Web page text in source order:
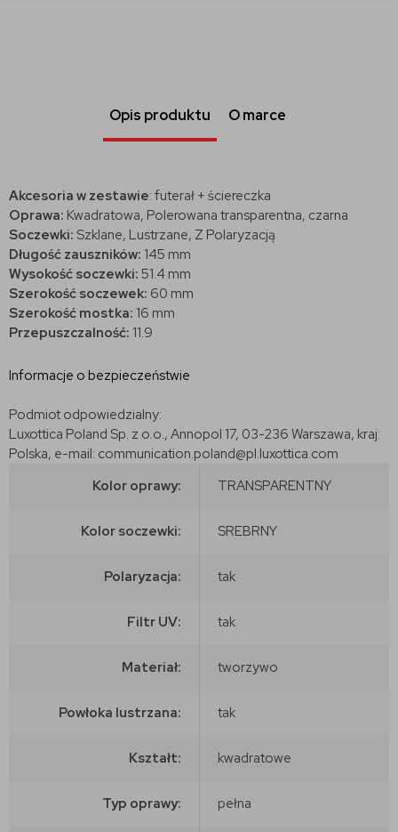
Opis produktu O marce
Akcesoria w zestawie: futerał + ściereczka
Oprawa: Kwadratowa, Polerowana transparentna, czarna
Soczewki: Szklane, Lustrzane, Z Polaryzacją
Długość zauszników: 145 mm
Wysokość soczewki: 51.4 mm
Szerokość soczewek: 60 mm
Szerokość mostka: 16 mm
Przepuszczalność: 11.9
Informacje o bezpieczeństwie
Podmiot odpowiedzialny:
Luxottica Poland Sp. z o.o., Annopol 17, 03-236 Warszawa, kraj:
Polska, e-mail: communication.poland@pl.luxottica.com
Kolor oprawy:
TRANSPARENTNY
Kolor soczewki: SREBRNY
Polaryzacja: tak
Filtr UV: tak
Materiał: tworzywo
Powłoka lustrzana: tak
Kształt: kwadratowe
Typ oprawy: pełna